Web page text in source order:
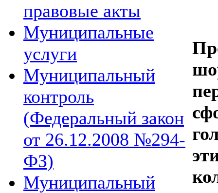
правовые акты
Муниципальные
услуги
Муниципальный
контроль
(Федеральный закон
от 26.12.2008 №294-
ФЗ)
Муниципальный